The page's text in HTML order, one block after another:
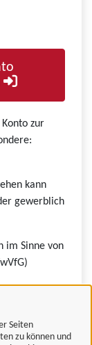
Seiten
zu können und
zur
kann
gewerblich
im Sinne von